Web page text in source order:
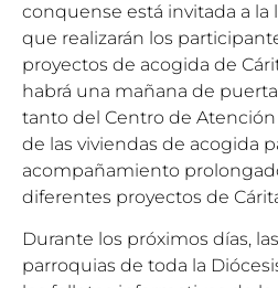
conquense está invitada a
que realizarán los
proyectos de acogida de
habrá una mañana de
tanto del Centro de
de las viviendas de acogida
acompañamiento
diferentes proyectos de
Durante los próximos días,
parroquias de toda la